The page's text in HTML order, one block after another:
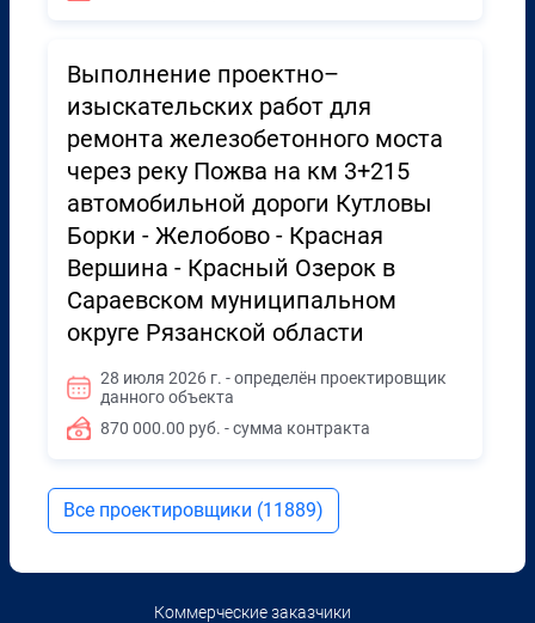
Выполнение проектно–
изыскательских работ для
ремонта железобетонного моста
через реку Пожва на км 3+215
автомобильной дороги Кутловы
Борки - Желобово - Красная
Вершина - Красный Озерок в
Сараевском муниципальном
округе Рязанской области
28 июля 2026 г. - определён проектировщик
данного объекта
870 000.00 руб. - сумма контракта
Все проектировщики (11889)
Коммерческие заказчики